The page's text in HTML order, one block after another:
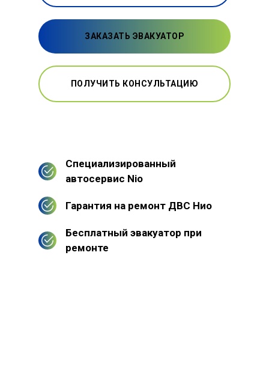
ЗАКАЗАТЬ ЭВАКУАТОР
ПОЛУЧИТЬ КОНСУЛЬТАЦИЮ
Специализированный
автосервис Nio
Гарантия на ремонт ДВС Нио
Бесплатный эвакуатор при
ремонте